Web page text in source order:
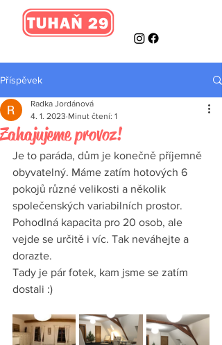
Příspěvek
Zahajujeme provoz!
Radka Jordánová
4. 1. 2023 Minut čtení: 1
Je to paráda, dům je konečně příjemně
obyvatelný. Máme zatím hotových 6
pokojů různé velikosti a několik
společenských variabilních prostor.
Pohodlná kapacita pro 20 osob, ale
vejde se určitě i víc. Tak neváhejte a
dorazte.
Tady je pár fotek, kam jsme se zatím
dostali :)